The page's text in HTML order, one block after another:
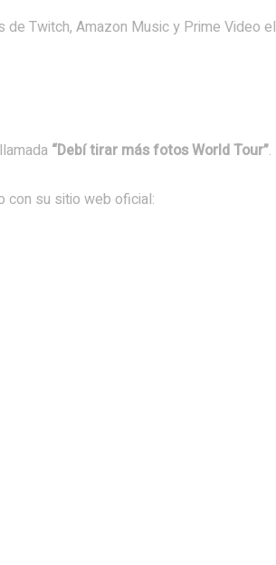
Twitch, Amazon Music y Prime Video el
llamada “Debí tirar más fotos World Tour”.
con su sitio web oficial: